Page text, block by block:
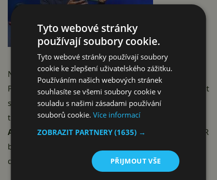
Na americký trh zamíří 26. června za cenu 599 USD.
Pokud by se snad někdy dostal k nám, můžeme počítat
s cenou zhruba stejnou jako u současného HTC One,
tedy minimálně 15 000 Kč.
Aktualizováno:HTC potvrdilo, že infračervený port (IR
blaster), díky kterému šlo zařízení využívat jako
dálkové ovládání,
nebude v této edici fungovat
Tyto webové stránky
používají soubory cookie.
Tyto webové stránky používají soubory
cookie ke zlepšení uživatelského zážitku.
Používáním našich webových stránek
souhlasíte se všemi soubory cookie v
souladu s našimi zásadami používání
souborů cookie.Více informací
ZOBRAZIT PARTNERY(1635) →
PŘIJMOUT VŠE